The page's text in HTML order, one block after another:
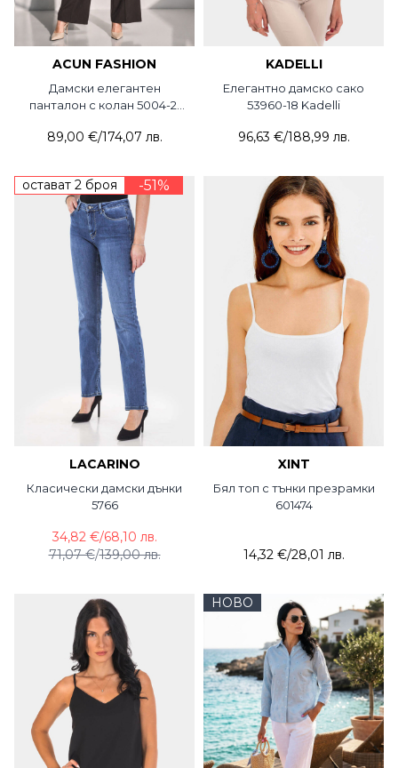
ACUN FASHION
Дамски елегантен
панталон с колан 5004-21
89,00 €/174,07 лв.
KADELLI
Елегантно дамско сако
53960-18 Kadelli
96,63 €/188,99 лв.
остават 2 броя -51%
LACARINO
Класически дамски дънки
5766
71,07 €/139,00 лв.
34,82 €/68,10 лв.
XINT
Бял топ с тънки презрамки
601474
14,32 €/28,01 лв.
НОВО